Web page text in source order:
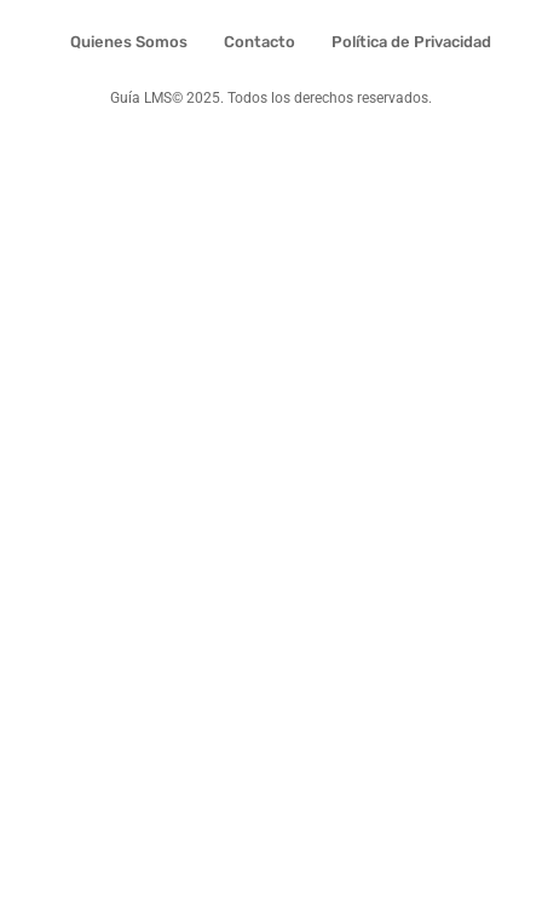
Quienes Somos Contacto Política de Privacidad
Guía LMS© 2025. Todos los derechos reservados.